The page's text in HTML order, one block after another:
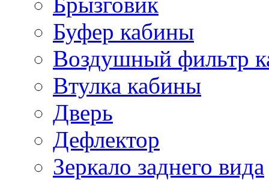
Буфер кабины
Воздушный фильтр
Втулка кабины
Дверь
Дефлектор
Зеркало заднего вида